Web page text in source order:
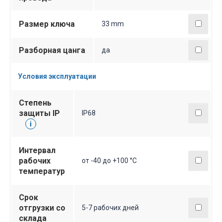
Размер ключа 33 mm
Разборная цанга да
Условия эксплуатации
Степень
защиты IP
i
IP68
Интервал
рабочих
температур
от -40 до +100 °С
Срок
отгрузки со
склада
5-7 рабочих дней